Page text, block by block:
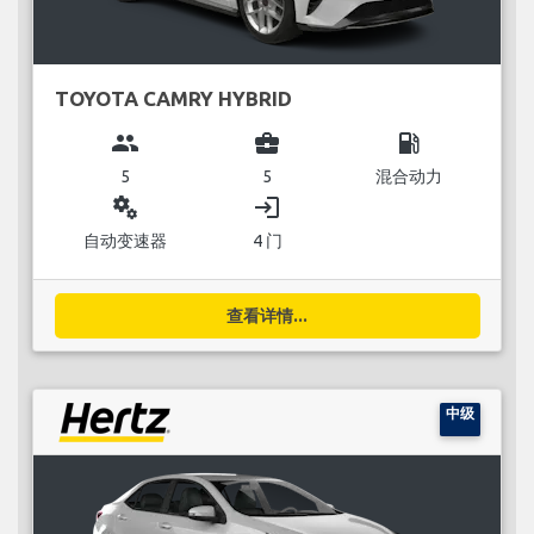
TOYOTA CAMRY HYBRID
group
5
business_center
5
local_gas_station
混合动力
miscellaneous_services
自动变速器
login
4 门
查看详情...
中级